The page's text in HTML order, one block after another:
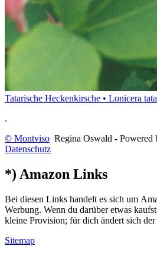
Tatarische Heckenkirsche • Lonicera
.
© Montviso Regina Oswald - Powered
Datenschutz
*) Amazon Links
Bei diesen Links handelt es sich um
Werbung. Wenn du darüber etwas
kleine Provision; für dich ändert sich der
Sitemap